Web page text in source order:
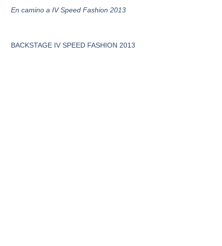
En camino a IV Speed Fashion 2013
BACKSTAGE IV SPEED FASHION 2013